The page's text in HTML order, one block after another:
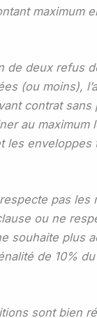
maximum
de deux refus
(ou moins),
contrat sans
au
les enveloppes
pas les
ou ne
souhaite plus
de 10%
sont bien